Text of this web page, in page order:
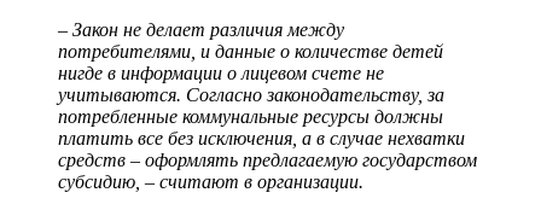
– Закон не делает различия между
потребителями, и данные о количестве детей
нигде в информации о лицевом счете не
учитываются. Согласно законодательству, за
потребленные коммунальные ресурсы должны
платить все без исключения, а в случае нехватки
средств – оформлять предлагаемую государством
субсидию, – считают в организации.